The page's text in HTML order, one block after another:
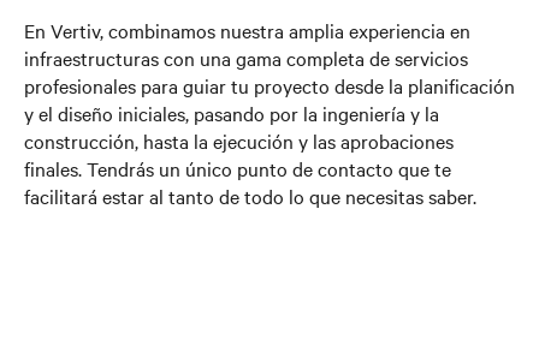
En Vertiv, combinamos nuestra amplia experiencia en
infraestructuras con una gama completa de servicios
profesionales para guiar tu proyecto desde la planificación
y el diseño iniciales, pasando por la ingeniería y la
construcción, hasta la ejecución y las aprobaciones
finales. Tendrás un único punto de contacto que te
facilitará estar al tanto de todo lo que necesitas saber.